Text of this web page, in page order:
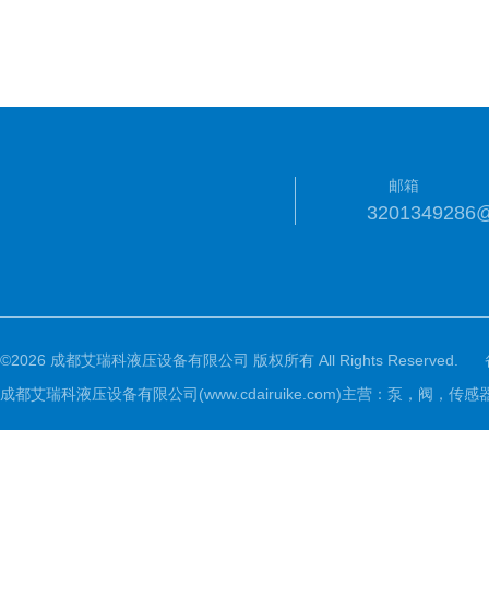
邮箱
©2026 成都艾瑞科液压设备有限公司 版权所有 All Rights Reserved.
成都艾瑞科液压设备有限公司(www.cdairuike.com)主营：泵，阀，传